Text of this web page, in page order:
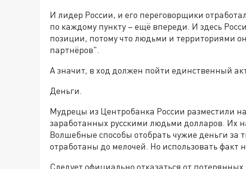
И лидер России, и его переговорщики
по каждому пункту – ещё впереди. И здесь
позиции, потому что людьми и территориями
партнёров".
А значит, в ход должен пойти единственный
Деньги.
Мудрецы из Центробанка России разместили
заработанных русскими людьми долларов. Их
Волшебные способы отобрать чужие деньги за
отработаны до мелочей. Но использовать факт
Следует официально отказаться от